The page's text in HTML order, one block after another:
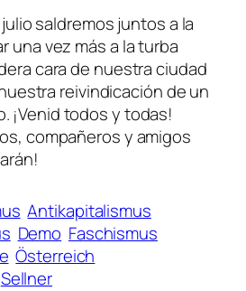
saldremos juntos a la
una vez más a la turba
cara de nuestra ciudad
reivindicación de un
¡Venid todos y todas!
compañeros y amigos
Antikapitalismus
Demo Faschismus
Österreich
Sellner